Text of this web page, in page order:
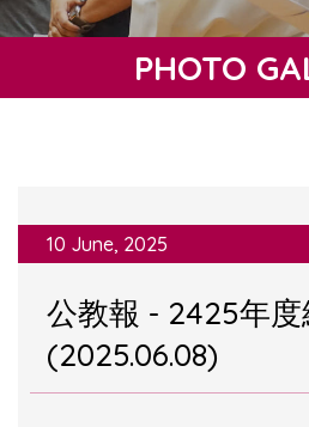
PHOTO
10 June, 2025
公教報 - 2425年
(2025.06.08)